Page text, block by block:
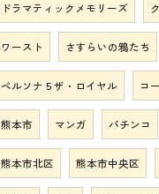
ドラマティックメモリーズ
ワースト さすらいの鴉たち
ペルソナ５ザ・ロイヤル コ
熊本市 マンガ パチンコ
熊本市北区 熊本市中央区